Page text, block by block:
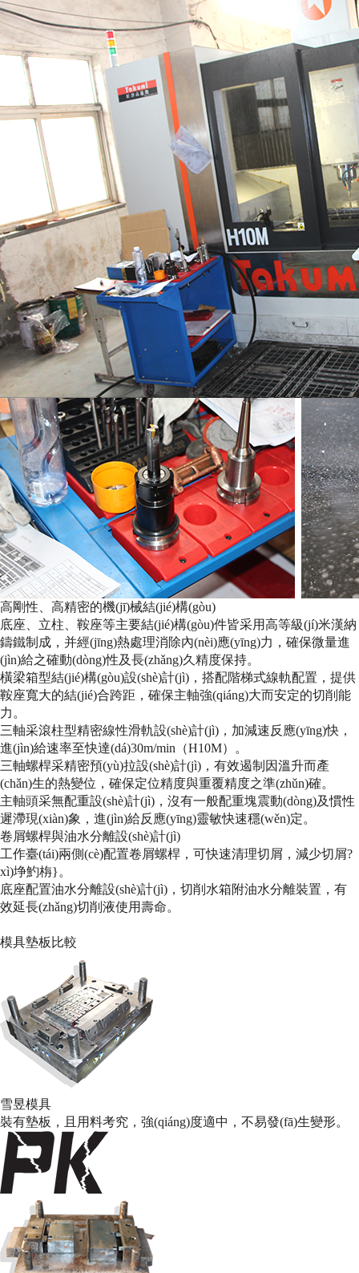
高剛性、高精密的機(jī)械結(jié)構(gòu)
底座、立柱、鞍座等主要結(jié)構(gòu)件皆采用高等級(jí)米漢納
鑄鐵制成，并經(jīng)熱處理消除內(nèi)應(yīng)力，確保微量進
(jìn)給之確動(dòng)性及長(zhǎng)久精度保持。
橫梁箱型結(jié)構(gòu)設(shè)計(jì)，搭配階梯式線軌配置，提供
鞍座寬大的結(jié)合跨距，確保主軸強(qiáng)大而安定的切削能
力。
三軸采滾柱型精密線性滑軌設(shè)計(jì)，加減速反應(yīng)快，
進(jìn)給速率至快達(dá)30m/min（H10M）。
三軸螺桿采精密預(yù)拉設(shè)計(jì)，有效遏制因溫升而產
(chǎn)生的熱變位，確保定位精度與重覆精度之準(zhǔn)確。
主軸頭采無配重設(shè)計(jì)，沒有一般配重塊震動(dòng)及慣性
遲滯現(xiàn)象，進(jìn)給反應(yīng)靈敏快速穩(wěn)定。
卷屑螺桿與油水分離設(shè)計(jì)
工作臺(tái)兩側(cè)配置卷屑螺桿，可快速清理切屑，減少切屑?
xì)埩魡栴}。
底座配置油水分離設(shè)計(jì)，切削水箱附油水分離裝置，有
效延長(zhǎng)切削液使用壽命。
模具墊板比較
雪昱模具
裝有墊板，且用料考究，強(qiáng)度適中，不易發(fā)生變形。